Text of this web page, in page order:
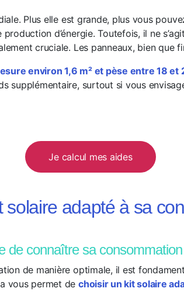
Plus elle est grande, plus vous
d’énergie. Toutefois, il ne
cruciale. Les panneaux, bien que
environ 1,6 m² et pèse entre 18 et
supplémentaire, surtout si vous
Je calcul mes aides
solaire adapté à sa
de connaître sa
de manière optimale, il est
vous permet de choisir un kit solaire